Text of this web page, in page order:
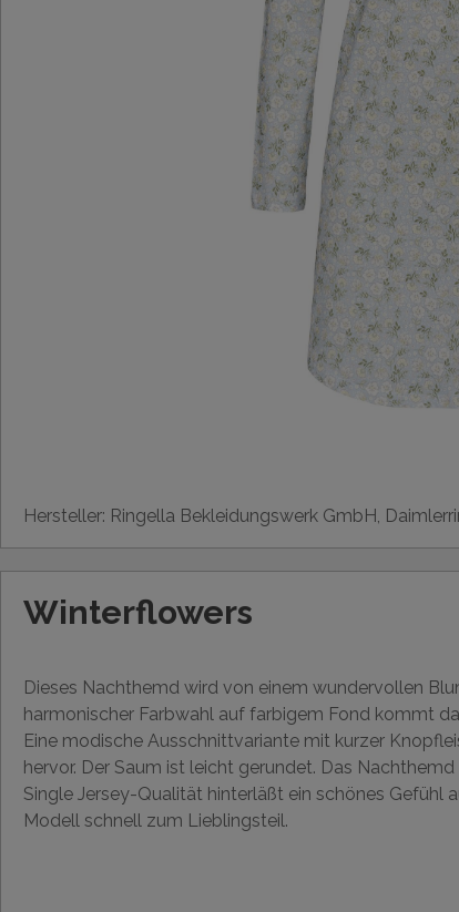
Hersteller: Ringella Bekleidungswerk GmbH,
Winterflowers
Dieses Nachthemd wird von einem wundervollen
harmonischer Farbwahl auf farbigem Fond kommt
Eine modische Ausschnittvariante mit kurzer
hervor. Der Saum ist leicht gerundet. Das
Single Jersey-Qualität hinterläßt ein schönes Gefühl
Modell schnell zum Lieblingsteil.